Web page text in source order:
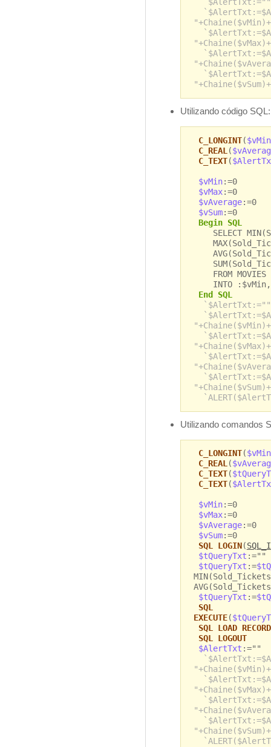
`$AlertTxt:=""
Utilizando código SQL:
C_LONGINT($vMin
C_REAL (
C_TEXT(
$vMin:=0
$vMax:=0
$vAverage:=0
$vSum:=0
Begin SQL
SELECT
FROM MOVIES
INTO :$vMin,
End SQL
`$AlertTxt:=""
Utilizando comandos
C_LONGINT($vMin
C_REAL(
C_TEXT(
C_TEXT(
$vMin:=0
$vMax:=0
$vAverage:=0
$vSum:=0
SQL LOGIN(
$tQueryTxt :=""
$tQueryTxt :=
$tQueryTxt :=
SQL
EXECUTE(
SQL LOAD RECORD
SQL LOGOUT
$AlertTxt :=""